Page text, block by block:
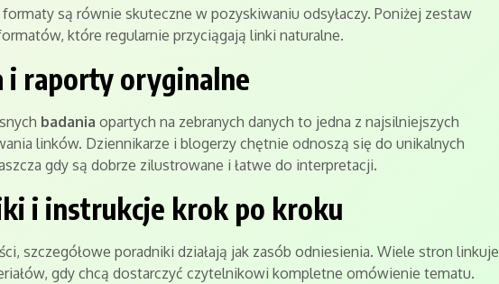
są równie skuteczne w pozyskiwaniu odsyłaczy. Poniżej zestaw
które regularnie przyciągają linki naturalne.
i raporty oryginalne
badania opartych na zebranych danych to jedna z najsilniejszych
linków. Dziennikarze i blogerzy chętnie odnoszą się do unikalnych
gdy są dobrze zilustrowane i łatwe do interpretacji.
i instrukcje krok po kroku
szczegółowe poradniki działają jak zasób odniesienia. Wiele stron linkuje
gdy chcą dostarczyć czytelnikowi kompletne omówienie tematu.